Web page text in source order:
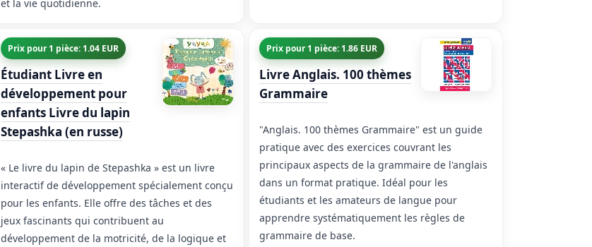
et la vie quotidienne.
Prix pour 1 pièce: 1.04 EUR
Étudiant Livre en
développement pour
enfants Livre du lapin
Stepashka (en russe)
« Le livre du lapin de Stepashka » est un livre
interactif de développement spécialement conçu
pour les enfants. Elle offre des tâches et des
jeux fascinants qui contribuent au
développement de la motricité, de la logique et
Prix pour 1 pièce: 1.86 EUR
Livre Anglais. 100 thèmes
Grammaire
"Anglais. 100 thèmes Grammaire" est un guide
pratique avec des exercices couvrant les
principaux aspects de la grammaire de l'anglais
dans un format pratique. Idéal pour les
étudiants et les amateurs de langue pour
apprendre systématiquement les règles de
grammaire de base.